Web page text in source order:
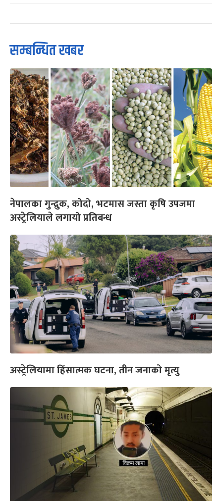
सम्बन्धित खबर
नेपालका गुन्द्रुक, कोदो, भटमास जस्ता कृषि उपजमा
अस्ट्रेलियाले लगायो प्रतिबन्ध
अस्ट्रेलियामा हिंसात्मक घटना, तीन जनाको मृत्यु